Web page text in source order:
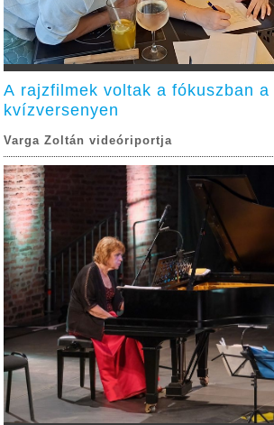
A rajzfilmek voltak a fókuszban a
kvízversenyen
Varga Zoltán videóriportja